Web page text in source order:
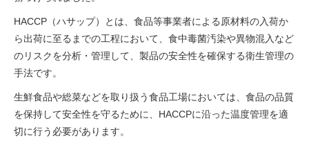
HACCP（ハサップ）とは、食品等事業者による原材料の入荷か
ら出荷に至るまでの工程において、食中毒菌汚染や異物混入など
のリスクを分析・管理して、製品の安全性を確保する衛生管理の
手法です。
生鮮食品や総菜などを取り扱う食品工場においては、食品の品質
を保持して安全性を守るために、HACCPに沿った温度管理を適
切に行う必要があります。